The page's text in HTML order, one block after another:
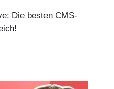
Die besten CMS-